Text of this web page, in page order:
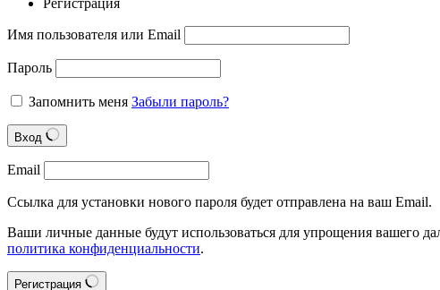
Регистрация
Имя пользователя или Email
Пароль
Запомнить меня Забыли пароль?
Вход
Email
Ссылка для установки нового пароля будет отправлена на ваш Email.
Ваши личные данные будут использоваться для упрощения вашего
политика конфиденциальности.
Регистрация